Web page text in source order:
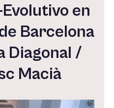
en
Barcelona
Diagonal /
Macià